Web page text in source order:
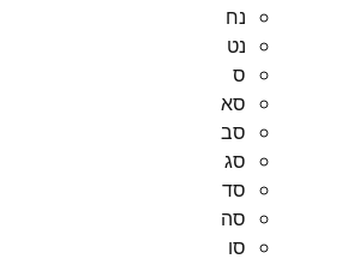
נח
נט
ס
סא
סב
סג
סד
סה
סו